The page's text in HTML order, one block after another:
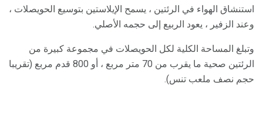
استنشاق الهواء في الرئتين ، يسمح الإيلاستين بتوسيع الحويصلات ،
وعند الزفير ، يعود الربيع إلى حجمه الأصلي.
وتبلغ المساحة الكلية لكل الحويصلات في مجموعة كبيرة من
الرئتين صحية ما يقرب من 70 متر مربع ، أو 800 قدم مربع (تقريبا
حجم نصف ملعب تنس).